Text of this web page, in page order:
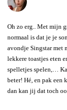
Oh zo erg.. Met mijn
normaal is dat je je
avondje Singstar
lekkere toastjes eten
spelletjes spelen,…
beter! Hé, en pak een
dan kan jij dat toch